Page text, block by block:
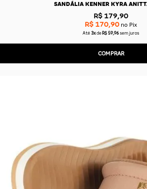
SANDÁLIA KENNER KYRA
R$ 179,90
R$ 170,90 no Pix
Até 3x de R$ 59,96 sem juros
COMPRAR